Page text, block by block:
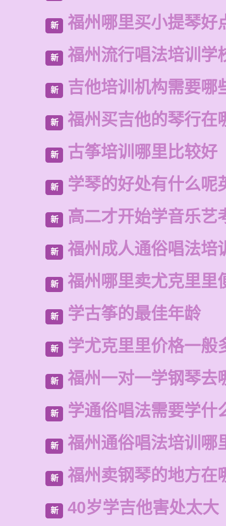
新 福州哪里买小提琴好
新 福州流行唱法培训学
新 吉他培训机构需要哪
新 福州买吉他的琴行在
新 古筝培训哪里比较好
新 学琴的好处有什么呢
新 高二才开始学音乐艺
新 福州成人通俗唱法培
新 福州哪里卖尤克里里
新 学古筝的最佳年龄
新 学尤克里里价格一般
新 福州一对一学钢琴去
新 学通俗唱法需要学什
新 福州通俗唱法培训哪
新 福州卖钢琴的地方在
新 40岁学吉他害处太大